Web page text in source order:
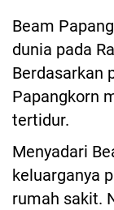
Beam
dunia pada
Berdasarkan
Papangkorn
tertidur.
Menyadari
keluarganya
rumah sakit.